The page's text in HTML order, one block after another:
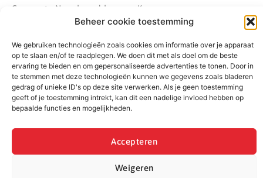
Beheer cookie toestemming
We gebruiken technologieën zoals cookies om informatie over je apparaat
op te slaan en/of te raadplegen. We doen dit met als doel om de beste
ervaring te bieden en om gepersonaliseerde advertenties te tonen. Door in
te stemmen met deze technologieën kunnen we gegevens zoals bladeren
gedrag of unieke ID's op deze site verwerken. Als je geen toestemming
geeft of je toestemming intrekt, kan dit een nadelige invloed hebben op
bepaalde functies en mogelijkheden.
Accepteren
Weigeren
Gemeente Noordenveld
Gemeente Noordoostpolder
Gemeente Weststellingwerf
Kampen
Emmeloord
© 2022 - 2026 BespaarPartner | Alle rechten voorbehouden